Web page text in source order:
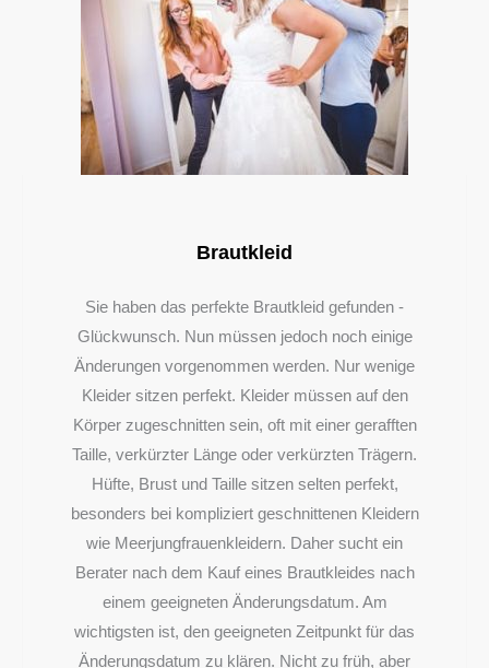
Brautkleid
Sie haben das perfekte Brautkleid gefunden -
Glückwunsch. Nun müssen jedoch noch einige
Änderungen vorgenommen werden. Nur wenige
Kleider sitzen perfekt. Kleider müssen auf den
Körper zugeschnitten sein, oft mit einer gerafften
Taille, verkürzter Länge oder verkürzten Trägern.
Hüfte, Brust und Taille sitzen selten perfekt,
besonders bei kompliziert geschnittenen Kleidern
wie Meerjungfrauenkleidern. Daher sucht ein
Berater nach dem Kauf eines Brautkleides nach
einem geeigneten Änderungsdatum. Am
wichtigsten ist, den geeigneten Zeitpunkt für das
Änderungsdatum zu klären. Nicht zu früh, aber